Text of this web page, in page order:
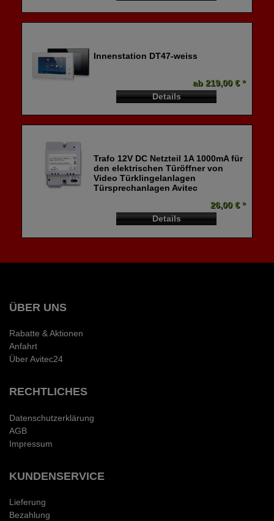
Innenstation DT47-weiss
ab 219,00 € *
Details
Trafo 12V DC Netzteil 1A 1000mA für
den elektrischen Türöffner von
Video Türklingelanlagen
Türsprechanlagen Avitec
26,00 € *
Details
ÜBER UNS
Rabatte & Aktionen
Anfahrt
Über Avitec24
RECHTLICHES
Datenschutzerklärung
AGB
Impressum
KUNDENSERVICE
Lieferung
Bezahlung